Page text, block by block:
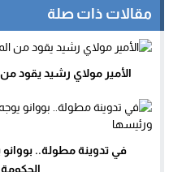
مقالات ذات صلة
الأمير مولاي رشيد يقود من
في تدوينة مطولة.. بووانو